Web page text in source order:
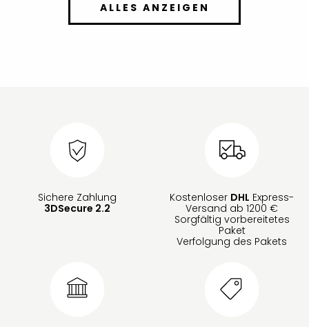
ALLES ANZEIGEN
Sichere Zahlung
3DSecure 2.2
Kostenloser DHL Express-
Versand ab 1200 €
Sorgfältig vorbereitetes
Paket
Verfolgung des Pakets